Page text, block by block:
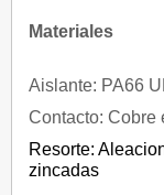
Materiales
Aislante: PA66
Contacto: Cobre
Resorte:
zincadas